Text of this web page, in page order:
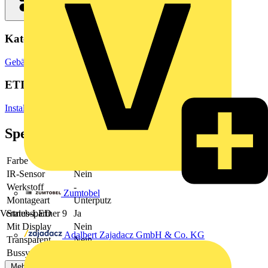
Zumtobel
Vertriebspartner 9
Adalbert Zajadacz GmbH & Co. KG
Kategorien
Gebäudeleittechnik & Automation Lichtsteuerungssysteme
ETIM Group
Installationsbussysteme
Spezifikationen
Farbe
IR-Sensor
Nein
Werkstoff
-
Montageart
Unterputz
Status-LED
Ja
Mit Display
Nein
Transparent
Nein
Bussystem KNX